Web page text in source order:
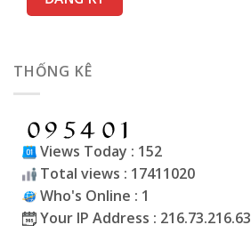
THỐNG KÊ
Views Today : 152
Total views : 17411020
Who's Online : 1
Your IP Address : 216.73.216.63